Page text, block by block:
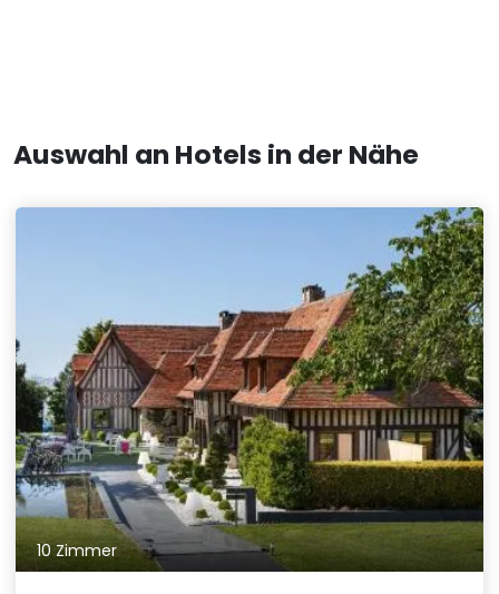
Auswahl an Hotels in der Nähe
10 Zimmer